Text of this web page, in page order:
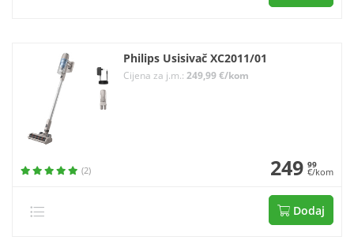
Philips Usisivač XC2011/01
Cijena za j.m.: 249,99 €/kom
(2) 249 99
€/kom
Dodaj